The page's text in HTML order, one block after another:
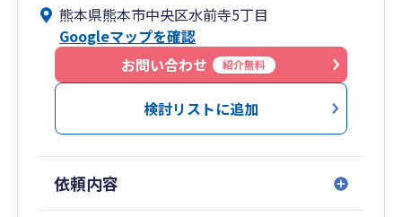
会計ソフトの導入、経理に関することもご相談く
ださい。
顧問契約をするまではないけど、税理士に相談し
たい・・などの単発での対応も受け付けておりま
卸売業・小売業・サービス業・建設業・医療（法
すが、Web会議システムを利用し全国対応してお
ります。
熊本県熊本市中央区水前寺5丁目
Googleマップを確認
お問い合わせ
紹介無料
検討リストに追加
依頼内容